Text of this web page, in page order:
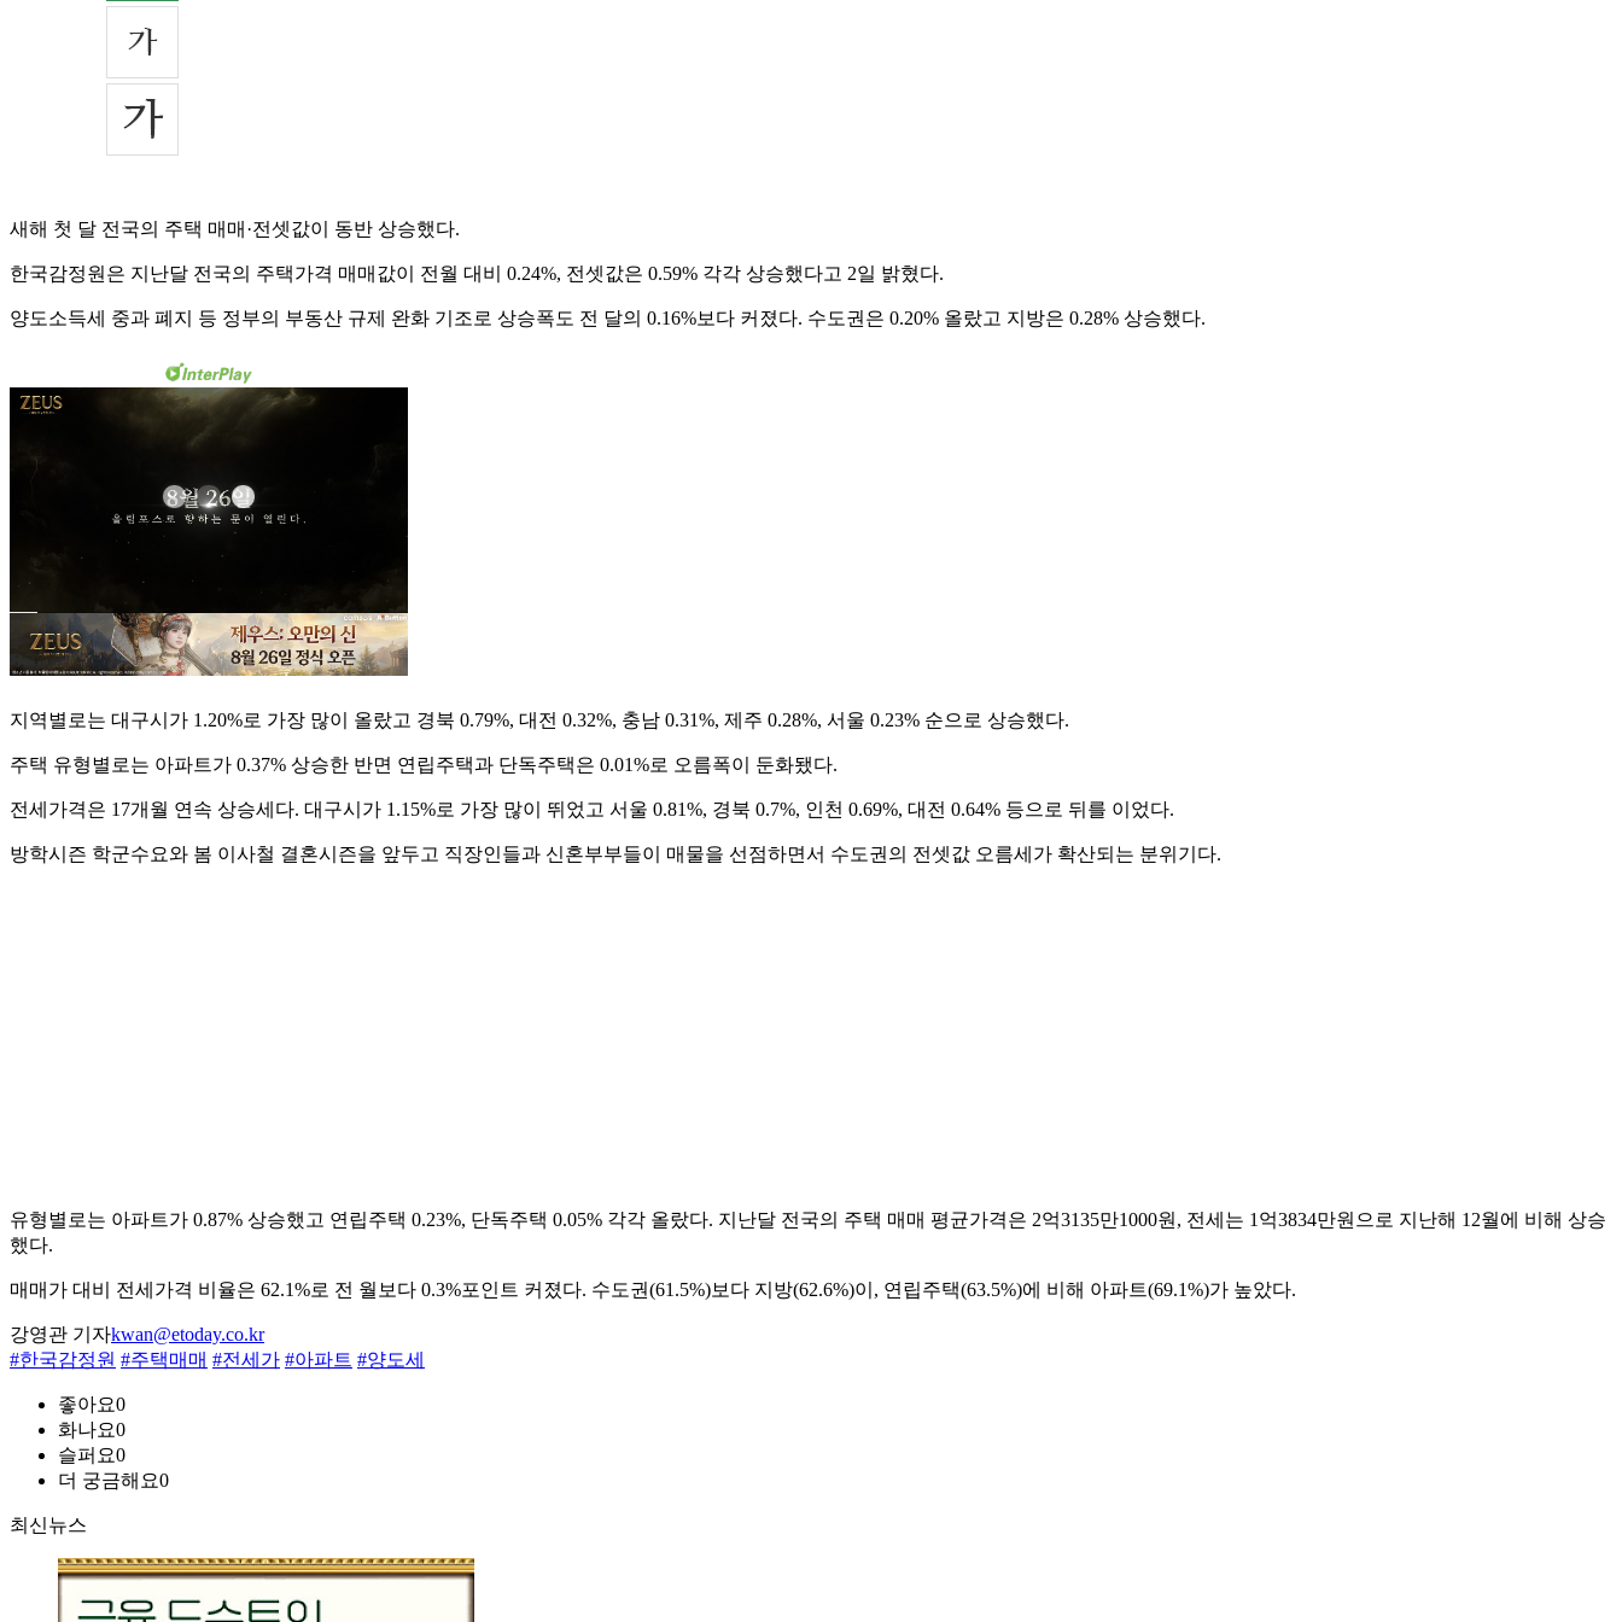
새해 첫 달 전국의 주택 매매·전셋값이 동반 상승했다.
한국감정원은 지난달 전국의 주택가격 매매값이 전월 대비 0.24%, 전셋값은 0.59% 각각 상승했다고 2일 밝혔다.
양도소득세 중과 폐지 등 정부의 부동산 규제 완화 기조로 상승폭도 전 달의 0.16%보다 커졌다. 수도권은 0.20% 올랐고 지방은 0.28% 상승했다.
지역별로는 대구시가 1.20%로 가장 많이 올랐고 경북 0.79%, 대전 0.32%, 충남 0.31%, 제주 0.28%, 서울 0.23% 순으로 상승했다.
주택 유형별로는 아파트가 0.37% 상승한 반면 연립주택과 단독주택은 0.01%로 오름폭이 둔화됐다.
전세가격은 17개월 연속 상승세다. 대구시가 1.15%로 가장 많이 뛰었고 서울 0.81%, 경북 0.7%, 인천 0.69%, 대전 0.64% 등으로 뒤를 이었다.
방학시즌 학군수요와 봄 이사철 결혼시즌을 앞두고 직장인들과 신혼부부들이 매물을 선점하면서 수도권의 전셋값 오름세가 확산되는 분위기다.
유형별로는 아파트가 0.87% 상승했고 연립주택 0.23%, 단독주택 0.05% 각각 올랐다. 지난달 전국의 주택 매매 평균가격은 2억3135만1000원, 전세는 1억3834만원으로 지난해 12월에 비해 상승
했다.
매매가 대비 전세가격 비율은 62.1%로 전 월보다 0.3%포인트 커졌다. 수도권(61.5%)보다 지방(62.6%)이, 연립주택(63.5%)에 비해 아파트(69.1%)가 높았다.
강영관 기자kwan@etoday.co.kr
#한국감정원 #주택매매 #전세가 #아파트 #양도세
좋아요0
화나요0
슬퍼요0
더 궁금해요0
최신뉴스